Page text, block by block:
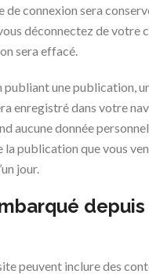
de connexion sera
déconnectez de votre
sera effacé.
publiant une publication,
enregistré dans votre
aucune donnée
la publication que vous
jour.
depuis
peuvent inclure des